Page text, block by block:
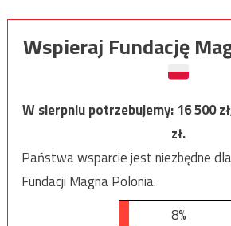
Wspieraj Fundację
W sierpniu potrzebujemy:16 500
zł.
Państwa wsparcie jest niezbędne
Fundacji Magna Polonia.
8%